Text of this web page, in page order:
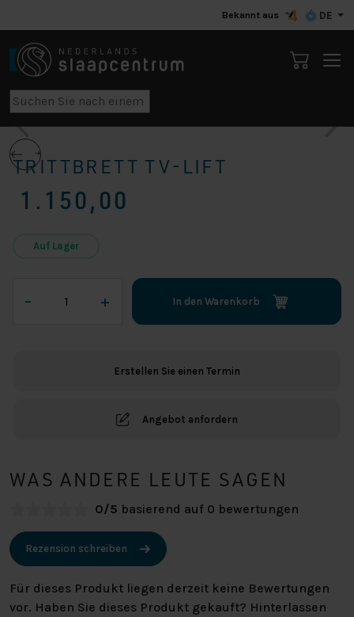
Bekannt aus DE
TRITTBRETT TV-LIFT
1.150,00
Auf Lager
–
TV-
+ In den Warenkorb
Erstellen Sie einen Termin
Angebot anfordern
WAS ANDERE LEUTE SAGEN
0/5 basierend auf 0 bewertungen
Rezension schreiben
Für dieses Produkt liegen derzeit keine Bewertungen
vor. Haben Sie dieses Produkt gekauft? Hinterlassen